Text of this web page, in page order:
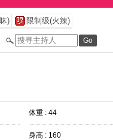
) 限制级(火辣)
体重 : 44
身高 : 160